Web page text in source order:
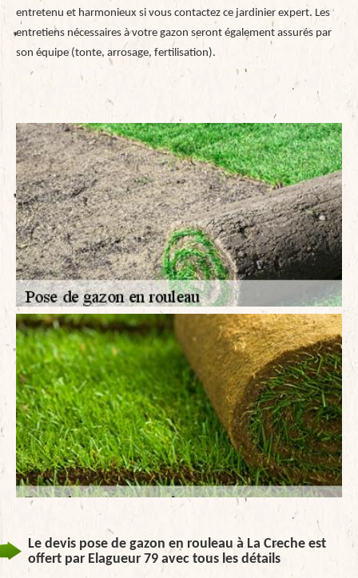
entretenu et harmonieux si vous contactez ce jardinier expert. Les
entretiens nécessaires à votre gazon seront également assurés par
son équipe (tonte, arrosage, fertilisation).
Le devis pose de gazon en rouleau à La Creche est
offert par Elagueur 79 avec tous les détails